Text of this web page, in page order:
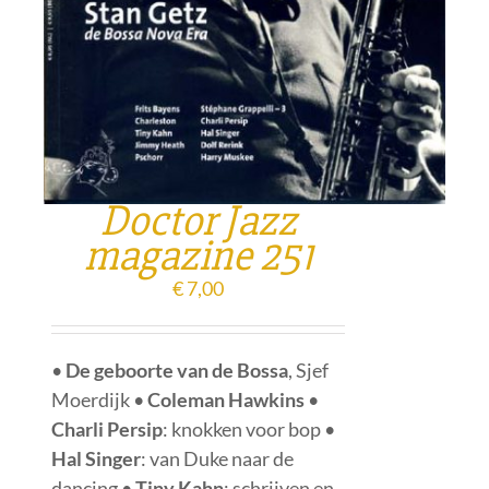
Doctor Jazz
magazine 251
€7,00
• De geboorte van de Bossa, Sjef
Moerdijk •Coleman Hawkins •
Charli Persip: knokken voor bop •
Hal Singer: van Duke naar de